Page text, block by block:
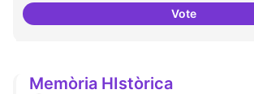
VoteArtistes i
Memòria HIstòrica